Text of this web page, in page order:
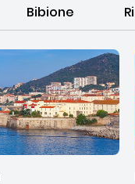
Bibione